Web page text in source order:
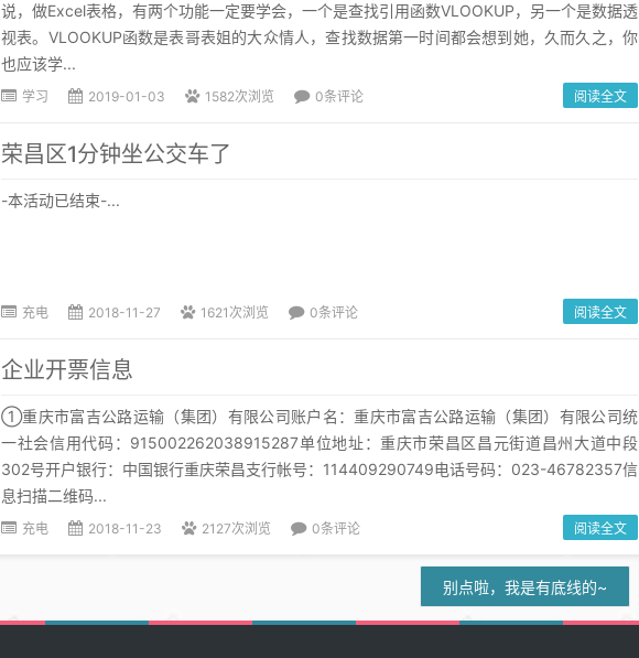
说，做Excel表格，有两个功能一定要学会，一个是查找引用函数VLOOKUP，另一个是数据透
视表。VLOOKUP函数是表哥表姐的大众情人，查找数据第一时间都会想到她，久而久之，你
也应该学...
学习 2019-01-03 1582次浏览 0条评论 阅读全文
荣昌区1分钟坐公交车了
-本活动已结束-...
充电 2018-11-27 1621次浏览 0条评论 阅读全文
企业开票信息
①重庆市富吉公路运输（集团）有限公司账户名：重庆市富吉公路运输（集团）有限公司统
一社会信用代码：915002262038915287单位地址：重庆市荣昌区昌元街道昌州大道中段
302号开户银行：中国银行重庆荣昌支行帐号：114409290749电话号码：023-46782357信
息扫描二维码...
充电 2018-11-23 2127次浏览 0条评论 阅读全文
别点啦，我是有底线的~